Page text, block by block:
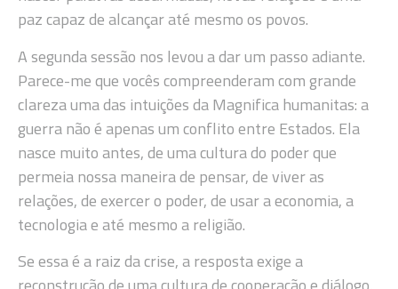
paz capaz de alcançar até mesmo os povos.
A segunda sessão nos levou a dar um passo adiante.
Parece-me que vocês compreenderam com grande
clareza uma das intuições da Magnifica humanitas: a
guerra não é apenas um conflito entre Estados. Ela
nasce muito antes, de uma cultura do poder que
permeia nossa maneira de pensar, de viver as
relações, de exercer o poder, de usar a economia, a
tecnologia e até mesmo a religião.
Se essa é a raiz da crise, a resposta exige a